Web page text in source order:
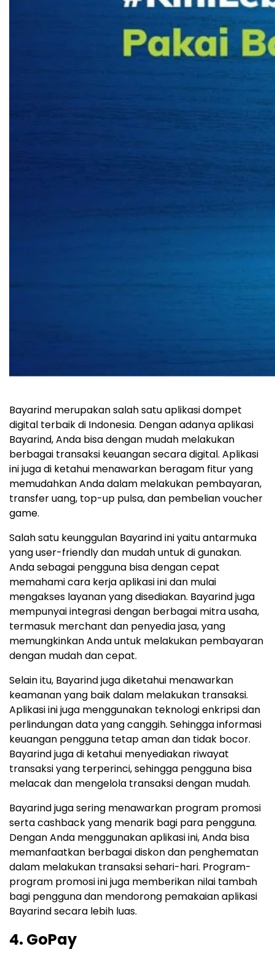
Bayarind merupakan salah satu aplikasi dompet
digital terbaik di Indonesia. Dengan adanya aplikasi
Bayarind, Anda bisa dengan mudah melakukan
berbagai transaksi keuangan secara digital. Aplikasi
ini juga di ketahui menawarkan beragam fitur yang
memudahkan Anda dalam melakukan pembayaran,
transfer uang, top-up pulsa, dan pembelian voucher
game.
Salah satu keunggulan Bayarind ini yaitu antarmuka
yang user-friendly dan mudah untuk di gunakan.
Anda sebagai pengguna bisa dengan cepat
memahami cara kerja aplikasi ini dan mulai
mengakses layanan yang disediakan. Bayarind juga
mempunyai integrasi dengan berbagai mitra usaha,
termasuk merchant dan penyedia jasa, yang
memungkinkan Anda untuk melakukan pembayaran
dengan mudah dan cepat.
Selain itu, Bayarind juga diketahui menawarkan
keamanan yang baik dalam melakukan transaksi.
Aplikasi ini juga menggunakan teknologi enkripsi dan
perlindungan data yang canggih. Sehingga informasi
keuangan pengguna tetap aman dan tidak bocor.
Bayarind juga di ketahui menyediakan riwayat
transaksi yang terperinci, sehingga pengguna bisa
melacak dan mengelola transaksi dengan mudah.
Bayarind juga sering menawarkan program promosi
serta cashback yang menarik bagi para pengguna.
Dengan Anda menggunakan aplikasi ini, Anda bisa
memanfaatkan berbagai diskon dan penghematan
dalam melakukan transaksi sehari-hari. Program-
program promosi ini juga memberikan nilai tambah
bagi pengguna dan mendorong pemakaian aplikasi
Bayarind secara lebih luas.
4. GoPay